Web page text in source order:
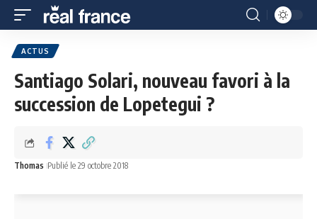
ACTUS
Santiago Solari, nouveau favori à la
succession de Lopetegui ?
Thomas Publié le 29 octobre 2018